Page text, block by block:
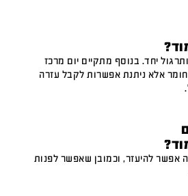
יחד. בנוסף מתקיים יום מרכז
אלא ניתנת אפשרות לקבל עזרה
אפשר להיעזר, וכמובן שאפשר לפנות